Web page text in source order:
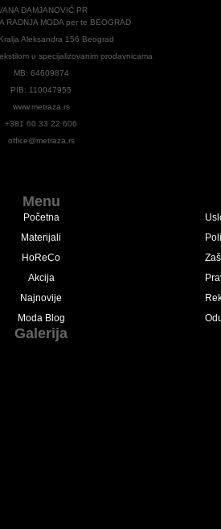
DAMJANOVIĆ PR
RADNJA MODA per te BEOGRAD
Aleksandra 156 Beograd
u specijalizovanim prodavnicama
MB: 64609874
PIB: 110047955
www.metraza.rs
+381 60 33 22 606
office@metraza.rs
Menu
Početna
Materijali
HoReCo
Akcija
Najnovije
Moda Blog
Galerija